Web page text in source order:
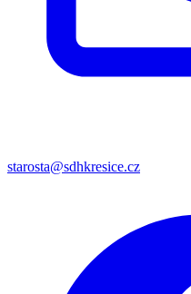
starosta@sdhkresice.cz